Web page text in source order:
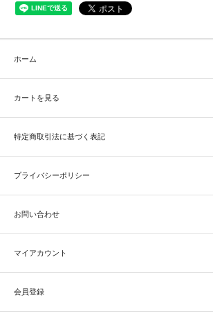
ホーム
カートを見る
特定商取引法に基づく表記
プライバシーポリシー
お問い合わせ
マイアカウント
会員登録